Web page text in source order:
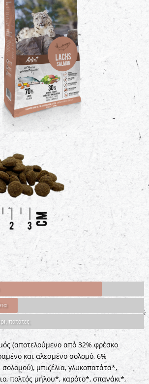
πατάτες
(αποτελούμενο από 32% φρέσκο
και αλεσμένο σολομό, 6%
μπιζέλια, γλυκοπατάτα*,
πολτός μήλου*, καρότο*, σπανάκι*,